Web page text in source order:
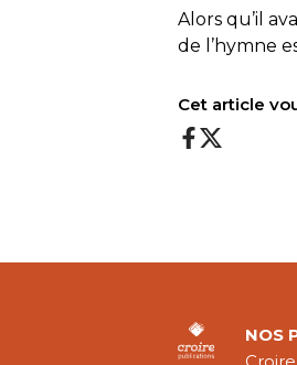
Alors qu’il
de l’hymne
Cet article
NOS